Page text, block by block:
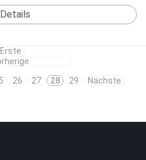
Details
Erste
26 27 28 29 Nächste